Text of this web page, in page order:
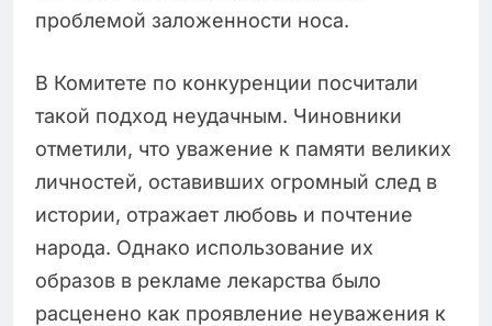
проблемой заложенности носа.
В Комитете по конкуренции посчитали
такой подход неудачным. Чиновники
отметили, что уважение к памяти великих
личностей, оставивших огромный след в
истории, отражает любовь и почтение
народа. Однако использование их
образов в рекламе лекарства было
расценено как проявление неуважения к